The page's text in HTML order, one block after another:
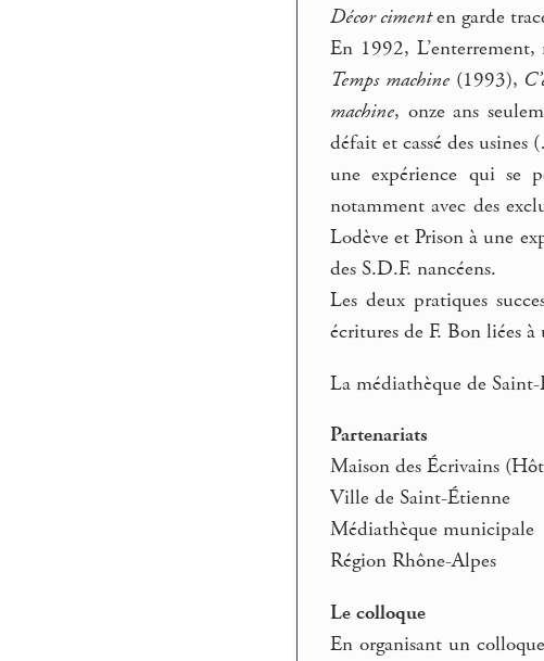
Décor cimenten garde
En 1992,
Temps machine(1993),
machine, onze ans
défait et cassé des
une expérience qui se
notamment avec des
Lodève et Prison à une
des S.D.F. nancéens.
Les deux pratiques
écritures de F. Bon liées
La médiathèque de
Partenariats
Maison des Écrivains
Ville de Saint-Étienne
Médiathèque municipale
Région Rhône-Alpes
Le colloque
En organisant un